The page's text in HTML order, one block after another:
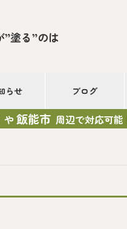
塗る”のは
らせ ブログ
や飯能市 周辺で対応可能